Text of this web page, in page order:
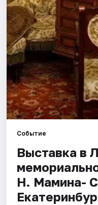
Артисты
Рейтинги
Событие
Выставка в
Н. Мамина-